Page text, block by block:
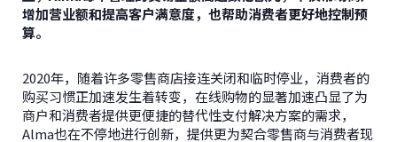
增加营业额和提高客户满意度，也帮助消费者更好地控制预
算。
2020年，随着许多零售商店接连关闭和临时停业，消费者的
购买习惯正加速发生着转变，在线购物的显著加速凸显了为
商户和消费者提供更便捷的替代性支付解决方案的需求，
Alma也在不停地进行创新，提供更为契合零售商与消费者现